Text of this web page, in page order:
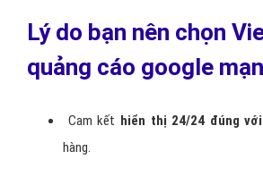
Lý do bạn nên chọn
quảng cáo google
Cam kết hiển thị 24/24 đúng
hàng.